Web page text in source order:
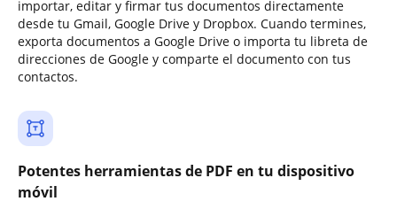
importar, editar y firmar tus documentos directamente
desde tu Gmail, Google Drive y Dropbox. Cuando termines,
exporta documentos a Google Drive o importa tu libreta de
direcciones de Google y comparte el documento con tus
contactos.
Potentes herramientas de PDF en tu dispositivo
móvil